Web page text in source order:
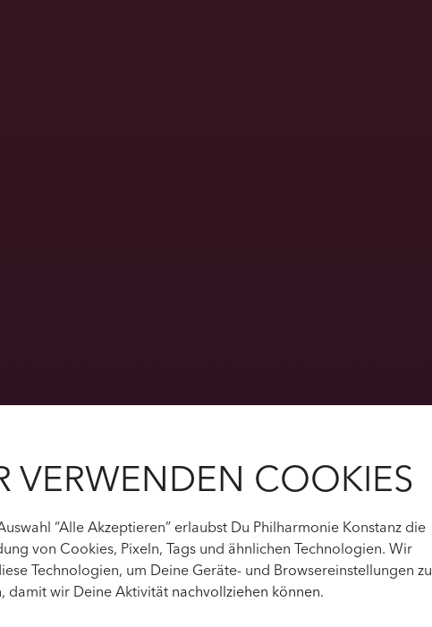
VERWENDEN COOKIES
“Alle Akzeptieren” erlaubst Du Philharmonie Konstanz die
von Cookies, Pixeln, Tags und ähnlichen Technologien. Wir
Technologien, um Deine Geräte- und Browsereinstellungen zu
damit wir Deine Aktivität nachvollziehen können.